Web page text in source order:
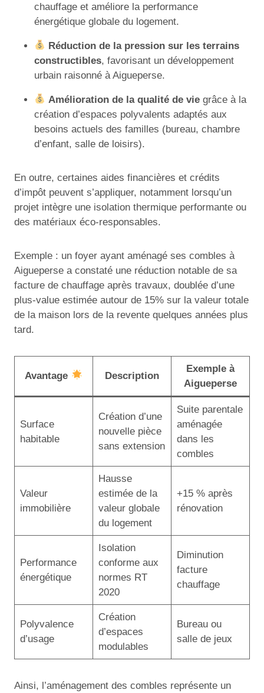
chauffage et améliore la performance
énergétique globale du logement.
Réduction de la pression sur les terrains
constructibles, favorisant un développement
urbain raisonné à Aigueperse.
Amélioration de la qualité de vie grâce à la
création d’espaces polyvalents adaptés aux
besoins actuels des familles (bureau, chambre
d’enfant, salle de loisirs).
En outre, certaines aides financières et crédits
d’impôt peuvent s’appliquer, notamment lorsqu’un
projet intègre une isolation thermique performante ou
des matériaux éco-responsables.
Exemple : un foyer ayant aménagé ses combles à
Aigueperse a constaté une réduction notable de sa
facture de chauffage après travaux, doublée d’une
plus-value estimée autour de 15% sur la valeur totale
de la maison lors de la revente quelques années plus
tard.
Avantage Description
Exemple à
Aigueperse
Surface
habitable
Création d’une
nouvelle pièce
sans extension
Suite parentale
aménagée
dans les
combles
Valeur
immobilière
Hausse
estimée de la
valeur globale
du logement
+15 % après
rénovation
Performance
énergétique
Isolation
conforme aux
normes RT
2020
Diminution
facture
chauffage
Polyvalence
d’usage
Création
d’espaces
modulables
Bureau ou
salle de jeux
Ainsi, l’aménagement des combles représente un